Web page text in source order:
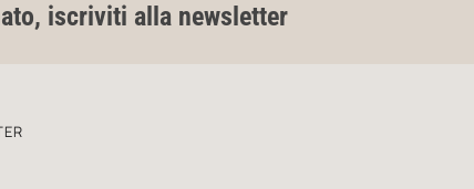
iscriviti alla newsletter